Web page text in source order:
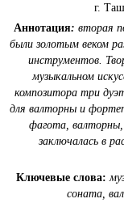
г.
Аннотация: вторая
были золотым веком
инструментов.
музыкальном
композитора три
для валторны и
фагота, валторны,
заключалась в
Ключевые слова:
соната,